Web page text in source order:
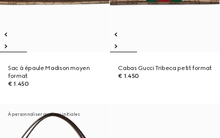
Sac à épaule Madison moyen
format
€ 1.450
Cabas Gucci Tribeca petit format
€ 1.450
À personnaliser avec vos initiales